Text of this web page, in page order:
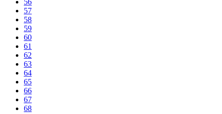
57
58
59
60
61
62
63
64
65
66
67
68